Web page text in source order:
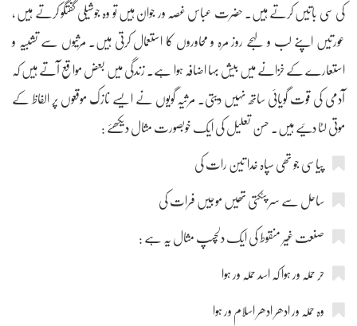
کی سی باتیں کرتے ہیں۔ حضرت عباس غصہ ور جوان ہیں تو وہ جوشیلی گفتگو کرتے ہیں ،
عورتیں اپنے لب و لہجے روز مرہ و محاوروں کا استعمال کرتی ہیں۔ مرثیوں سے تشبیہ و
استعارے کے خزانے میں بیش بہا اضافہ ہوا ہے۔ زندگی میں بعض مواقع آتے ہیں کہ
آدمی کی قوت گویائی ساتھ نہیں دیتی۔ مرثیہ گویوں نے ایسے نازک موقعوں پر الفاظ کے
موتی لٹا دئیے ہیں۔ حسن تعلیل کی ایک خوبصورت مثال دیکھئے :
پیاسی جو تھی سپاہ خدا تین رات کی
ساحل سے سر پٹکتی تھیں موجیں فرات کی
صنعت غیر منقوط کی ایک دلچسپ مثال یہ ہے :
حر حملہ ور ہوا کہ اسد حملہ ور ہوا
وہ حملہ ور ادھر ادھر اسلام ور ہوا